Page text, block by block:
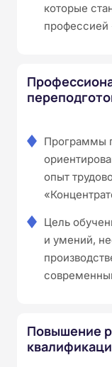
которые
профессией
Программы
опыт
Цель
и умений,
Повышение